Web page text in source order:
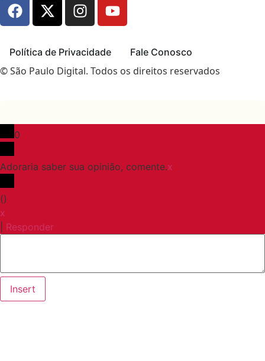
Política de Privacidade Fale Conosco
© São Paulo Digital. Todos os direitos reservados
0
Adoraria saber sua opinião, comente.x
()
x
Responder
Insert